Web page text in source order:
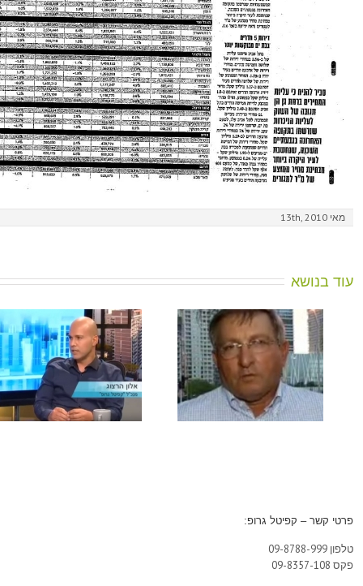
מאי 13th, 2010
עוד בנושא
דן הרצוג מייסד קפיטל גרופ,
בראיון ל"לילה כלכלי" על
הטבת המע"מ החדשה
מגדל הספורט בקמפוס באר
שבע – בבניה
פרטי קשר – קפיטל גרופ:
טלפון 09-8788-999
פקס 09-8357-108